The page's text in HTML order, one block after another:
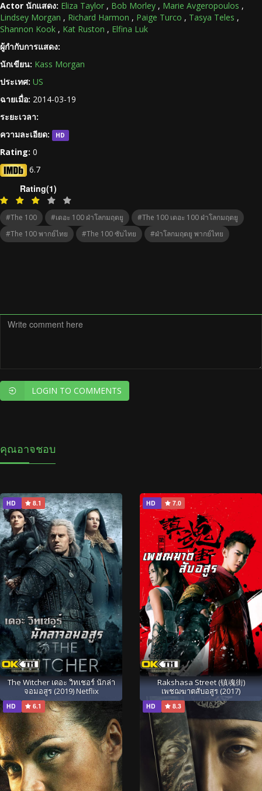
Actor นักแสดง: Eliza Taylor , Bob Morley , Marie Avgeropoulos ,
Lindsey Morgan , Richard Harmon , Paige Turco , Tasya Teles ,
Shannon Kook , Kat Ruston , Elfina Luk
ผู้กำกับการแสดง:
นักเขียน: Kass Morgan
ประเทศ: US
ฉายเมื่อ: 2014-03-19
ระยะเวลา:
ความละเอียด:
HD
Rating: 0
6.7
Rating(1)
#The 100 #เดอะ 100 ฝ่าโลกมฤตยู
#The 100 เดอะ 100 ฝ่าโลกมฤตยู
#The 100 พากย์ไทย
#The 100 ซับไทย #ฝ่าโลกมฤตยู พากย์ไทย
LOGIN TO COMMENTS
คุณอาจชอบ
HD 8.1
The Witcher เดอะ วิทเชอร์ นักล่า
จอมอสูร (2019) Netflix
HD 7.0
Rakshasa Street (镇魂街)
เพชฌฆาตสับอสูร (2017)
HD 6.1 HD 8.3